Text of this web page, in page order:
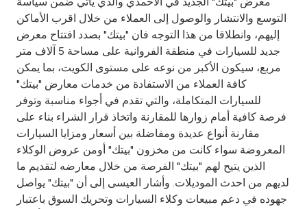
Kingdom of Bahrain
التوسع والانتشار والوصول إلى العملاء من خلال اقرب الأماكن
إليهم، وانطلاقا من هذا التوجه فان "بيتك" بصدد افتتاح معرض
جديد للسيارات في منطقة الفروانية على مساحة 5 آلاف متر
مربع، سيكون الأكبر من نوعه على مستوى الكويت، بما يمكن
كافة العملاء من الاستفادة من خدمات معارض "بيتك"
للسيارات المتكاملة، والتي تقدم في أجواء مناسبة وتوفر
فرصة كافية أمام زوارها للمقارنة واتخاذ قرار الشراء بناء على
مقارنة أنواع عديدة ومفاضلة بين أسعار ومزايا السيارات
المعروضة سواء كانت من مخزون "بيتك" أومن عروض الوكلاء
الذين يتيح لهم "بيتك" الفرصة من خلال معارضه لتقديم ما
لديهم من احدث الموديلات. وأشار العيسى إلى أن "بيتك" يواصل
جهوده في دعم مبيعات وكلاء السيارات وتحريك السوق باعتبار